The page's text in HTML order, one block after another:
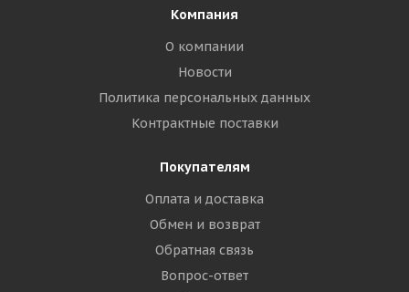
Компания
О компании
Новости
Политика персональных данных
Контрактные поставки
Покупателям
Оплата и доставка
Обмен и возврат
Обратная связь
Вопрос-ответ